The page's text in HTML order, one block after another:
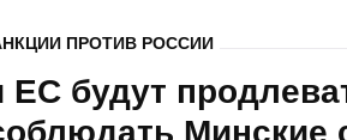
ПРОТИВ РОССИИ
ЕС будут